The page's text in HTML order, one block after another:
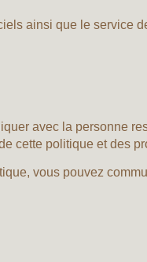
ainsi que le service
avec la personne
cette politique et des
vous pouvez